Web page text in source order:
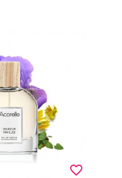
favorite_border